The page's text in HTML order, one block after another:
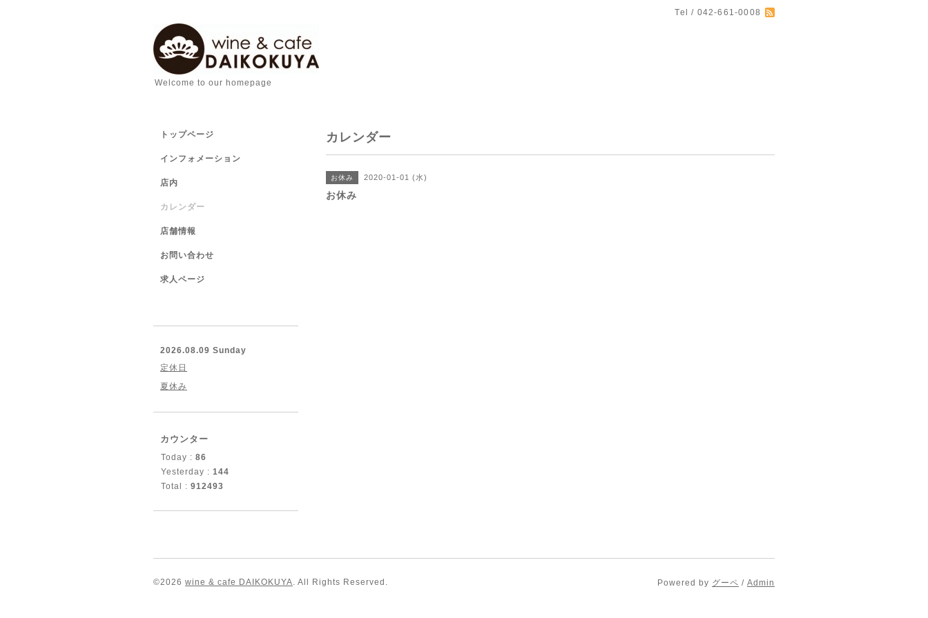
Tel / 042-661-0008
Welcome to our homepage
カレンダー
お休み 2020-01-01 (水)
お休み
トップページ
インフォメーション
店内
カレンダー
店舗情報
お問い合わせ
求人ページ
2026.08.09 Sunday
定休日
夏休み
カウンター
Today : 86
Yesterday : 144
Total : 912493
©2026 wine & cafe DAIKOKUYA. All Rights Reserved. Powered by グーペ / Admin